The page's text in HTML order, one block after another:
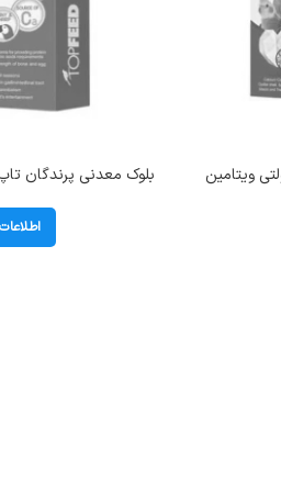
ویتامین
بلوک معدنی پرندگان